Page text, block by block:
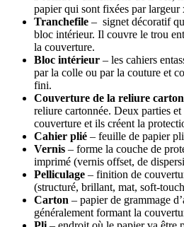
papier qui sont fixées par largeur
Tranchefile – signet décoratif
bloc intérieur. Il couvre le trou
la couverture.
Bloc intérieur – les cahiers
par la colle ou par la couture et
fini.
Couverture de la reliure
reliure cartonnée. Deux parties
couverture et ils créent la
Cahier plié – feuille de papier
Vernis – forme la couche de
imprimé (vernis offset, de
Pelliculage – finition de
(structuré, brillant, mat, soft-
Carton – papier de grammage
généralement formant la